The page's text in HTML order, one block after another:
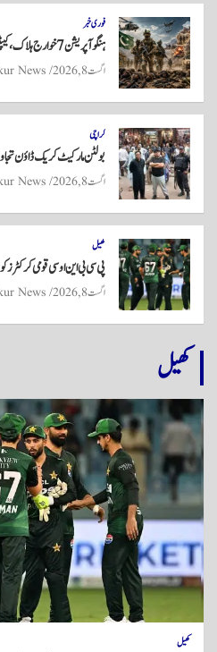
فوری خبر
ہنگو آپریشن 7 خوارج ہلاک، کیپٹن حمزہ اکرم شہید
اگست 8, 2026 News
کراچی
بولٹن مارکیٹ کریک ڈاؤن تجاوزات
اگست 8, 2026 News
کھیل
پی سی بی این او سی قومی کرکٹرز
اگست 8, 2026 News
کھیل
کھیل